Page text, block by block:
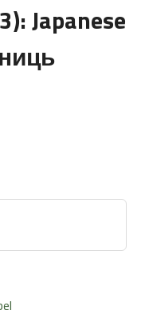
Japanese